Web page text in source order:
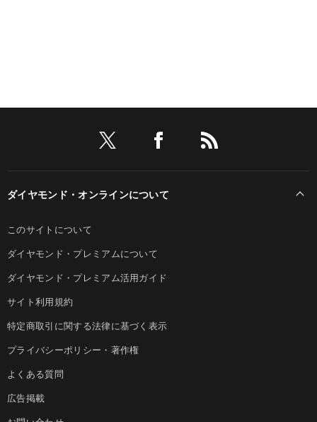
ダイヤモンド・オンラインについて
このサイトについて
ダイヤモンド・プレミアムについて
ダイヤモンド・プレミアム活用ガイド
サイト利用規約
特定商取引に関する法律に基づく表示
プライバシーポリシー・著作権
よくある質問
広告掲載